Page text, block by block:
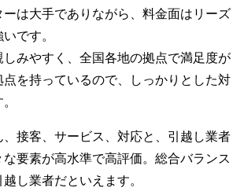
ーは大手でありながら、料金面はリーズ
です。
みやすく、全国各地の拠点で満足度が
を持っているので、しっかりとした対
接客、サービス、対応と、引越し業者
要素が高水準で高評価。総合バランス
し業者だといえます。